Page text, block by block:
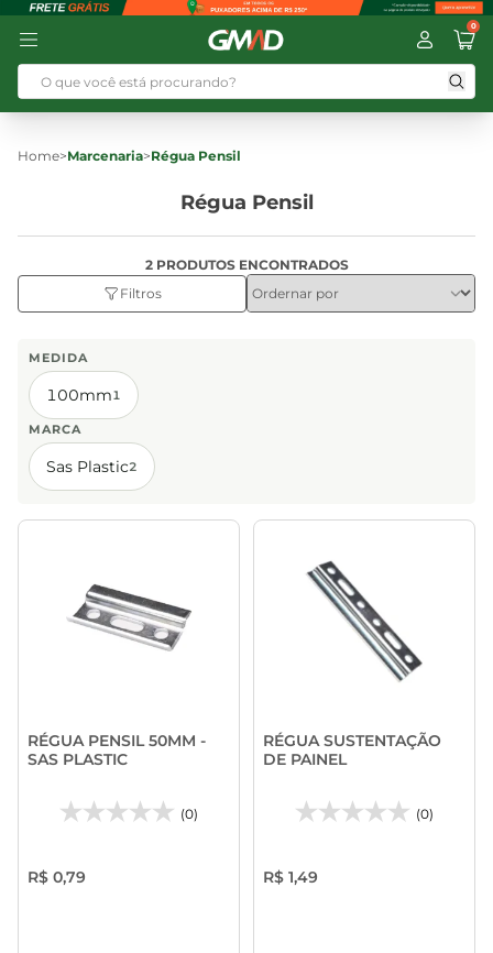
0
Home>Marcenaria>Régua Pensil
Régua Pensil
2 PRODUTOS ENCONTRADOS
Filtros
MEDIDA
100mm1
MARCA
Sas Plastic2
RÉGUA PENSIL 50MM -
SAS PLASTIC
(0)
R$ 0,79
RÉGUA SUSTENTAÇÃO
DE PAINEL
(0)
R$ 1,49